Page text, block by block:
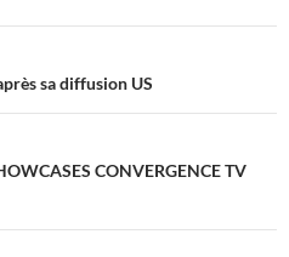
sa diffusion US
CONVERGENCE TV